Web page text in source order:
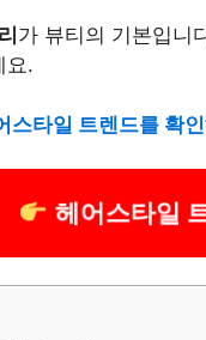
가 뷰티의 기본입니
요.
스타일 트렌드를 확
헤어스타일